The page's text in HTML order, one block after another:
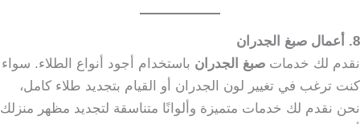
8. أعمال صبغ الجدران
نقدم لك خدمات صبغ الجدران باستخدام أجود أنواع الطلاء. سواء
كنت ترغب في تغيير لون الجدران أو القيام بتجديد طلاء كامل،
نحن نقدم لك خدمات متميزة وألوانًا متناسقة لتجديد مظهر منزلك